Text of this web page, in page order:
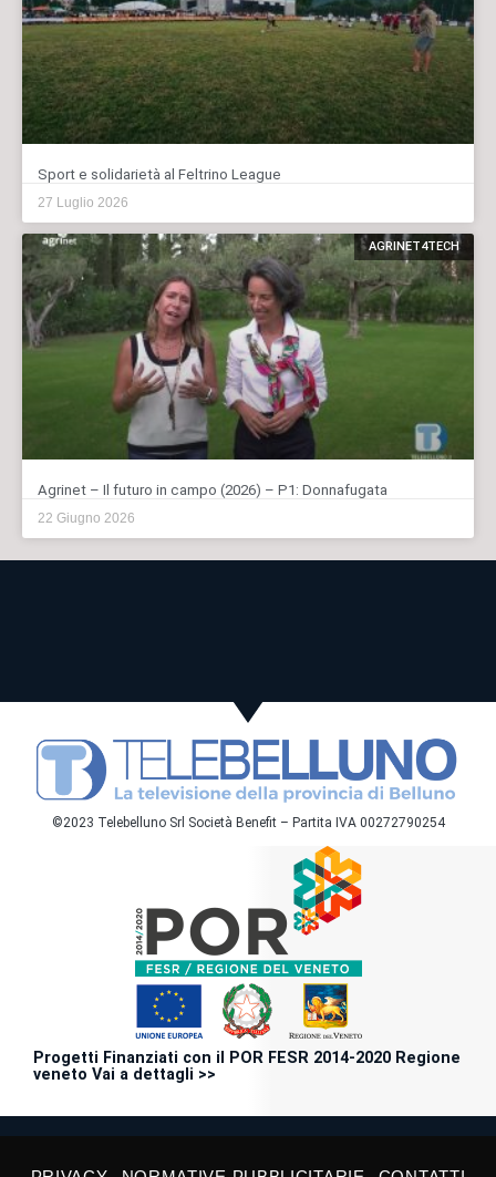
Sport e solidarietà al Feltrino League
27 Luglio 2026
AGRINET4TECH
Agrinet – Il futuro in campo (2026) – P1: Donnafugata
22 Giugno 2026
©2023 Telebelluno Srl Società Benefit – Partita IVA 00272790254
Progetti Finanziati con il POR FESR 2014-2020 Regione
veneto Vai a dettagli >>